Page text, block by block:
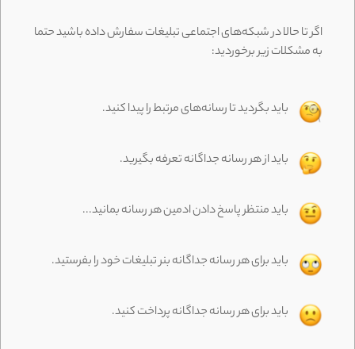
اگر تا حالا در شبکه‌های اجتماعی تبلیغات سفارش داده باشید حتما
به مشکلات زیر برخوردید:
باید بگردید تا رسانه‌های مرتبط را پیدا کنید.
باید از هر رسانه جداگانه تعرفه بگیرید.
باید منتظر پاسخ دادن ادمین هر رسانه بمانید...
باید برای هر رسانه جداگانه بنر تبلیغات خود را بفرستید.
باید برای هر رسانه جداگانه پرداخت کنید.